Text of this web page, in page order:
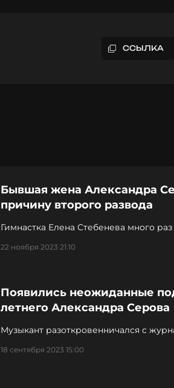
ССЫЛКА
Бывшая жена Александра
причину второго развода
Гимнастка Елена Стебенева много
22 ноября 2023 21:10
Появились неожиданные
летнего Александра Серова
Музыкант разоткровенничался с
18 сентября 2023 15:00